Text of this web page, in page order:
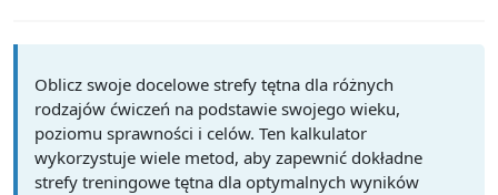
Oblicz swoje docelowe strefy tętna dla różnych
rodzajów ćwiczeń na podstawie swojego wieku,
poziomu sprawności i celów. Ten kalkulator
wykorzystuje wiele metod, aby zapewnić dokładne
strefy treningowe tętna dla optymalnych wyników